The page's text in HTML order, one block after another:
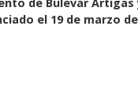
el 19 de marzo de